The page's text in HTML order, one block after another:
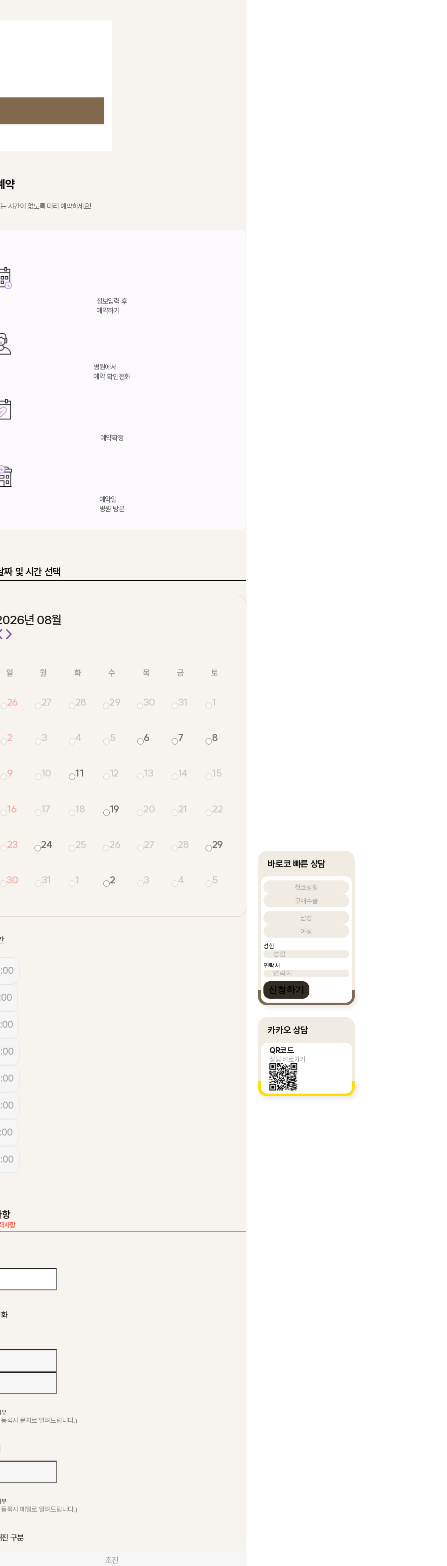
바로코 빠른 상담
첫코성형
코재수술
남성
여성
성함
연락처
신청하기
카카오 상담
QR코드
상담 바로가기
바로코TV
진료안내 / 오시는 길
휜코
수술 후 주의사항
전후사진
자필후기
약
시간이 없도록 미리 예약하세요!
정보입력 후
예약하기
병원에서
예약 확인전화
예약확정
예약일
병원 방문
짜 및 시간 선택
년 08월
>
일 월 화 수 목 금 토
26 27 28 29 30 31 1
2 3 4 5 6 7 8
9 10 11 12 13 14 15
16 17 18 19 20 21 22
23 24 25 26 27 28 29
30 31 1 2 3 4 5
사항
록시 문자로 알려드립니다.)
록시 메일로 알려드립니다.)
구분
초진